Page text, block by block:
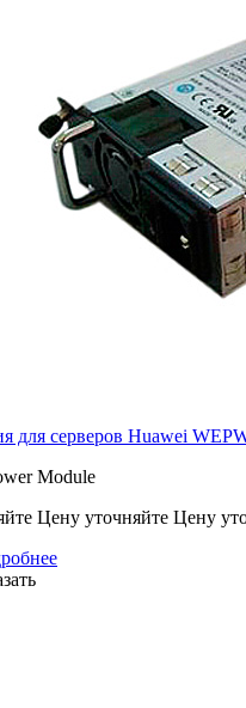
для серверов Huawei
Module
Цену уточняйте Цену